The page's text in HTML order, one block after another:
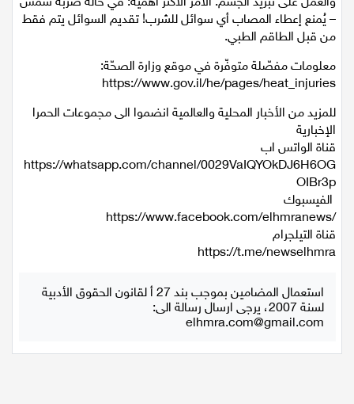
والعمل على تبريد الجسم. الأمر الأكثر أهمية: في حالة ضربة شمس
– يُمنع إعطاء المصاب أي سوائل للشرب! تقديم السوائل يتم فقط
معلومات مفصّلة متوفّرة في موقع وزارة الصحّة:
للمزيد من الأخبار المحلية والعالمية انضموا الى مجموعات الحمرا
الإخبارية
قناة الواتس اب
https://whatsapp.com/channel/0029VaIQYOkDJ6H6OG
OIBr3p
الفيسبوك
https://www.facebook.com/elhmranews/
قناة التيلجرام
استعمال المضامين بموجب بند 27 أ لقانون الحقوق الأدبية
لسنة 2007، يرجى ارسال رسالة الى: